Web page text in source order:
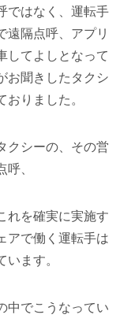
ではなく、運転手
遠隔点呼、アプリ
してよしとなって
お聞きしたタクシ
りました。
クシーの、その営
、
れを確実に実施す
アで働く運転手は
ます。
中でこうなってい